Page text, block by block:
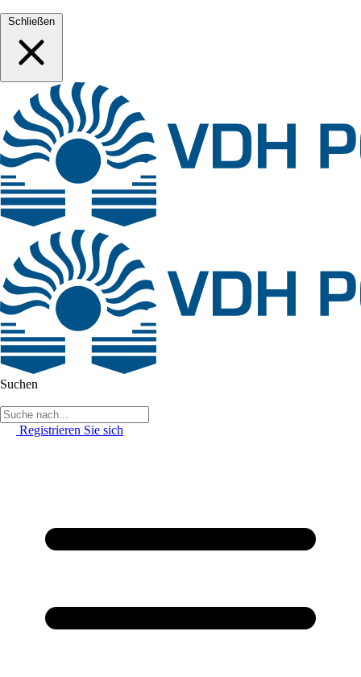
Schließen
Suchen
Registrieren Sie sich